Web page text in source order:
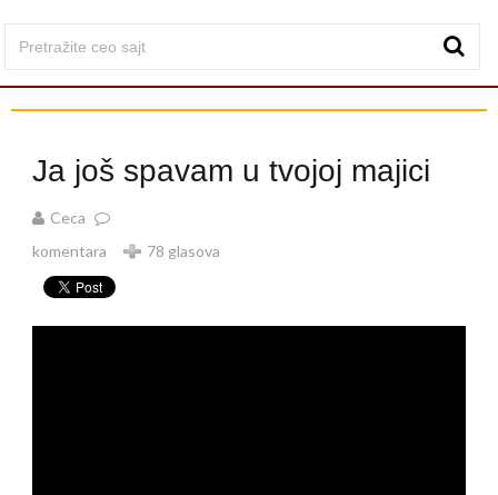
Ja još spavam u tvojoj majici
Ceca
komentara
78 glasova